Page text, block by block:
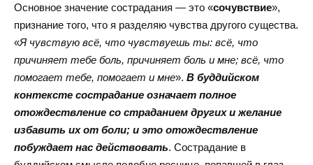
Основное значение сострадания — это «сочувствие»,
признание того, что я разделяю чувства другого существа.
«Я чувствую всё, что чувствуешь ты: всё, что
причиняет тебе боль, причиняет боль и мне; всё, что
помогает тебе, помогает и мне». В буддийском
контексте сострадание означает полное
отождествление со страданием других и желание
избавить их от боли; и это отождествление
побуждает нас действовать. Сострадание в